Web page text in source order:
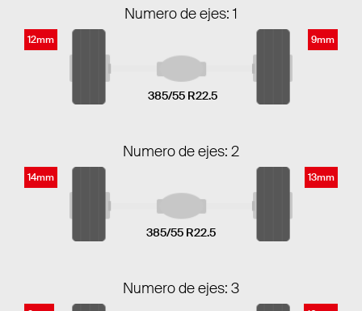
Numero de ejes: 1
12mm
385/55 R22.5
9mm
Numero de ejes: 2
14mm
385/55 R22.5
13mm
Numero de ejes: 3